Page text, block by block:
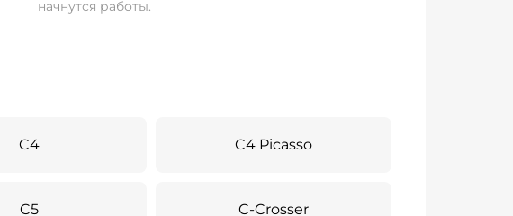
начнутся работы.
C4 C4 Picasso
C5 C-Crosser